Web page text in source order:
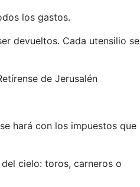
los gastos.
devueltos. Cada utensilio se
de Jerusalén
hará con los impuestos que
cielo: toros, carneros o